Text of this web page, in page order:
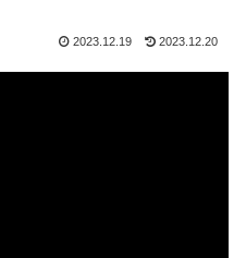
2023.12.19 2023.12.20